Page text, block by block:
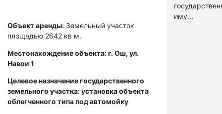
Объект аренды: Земельный участок
площадью 2642 кв м.
Местонахождение объекта: г. Ош, ул.
Навои 1
Целевое назначение государственного
земельного участка: установка объекта
облегченного типа под автомойку
иму...